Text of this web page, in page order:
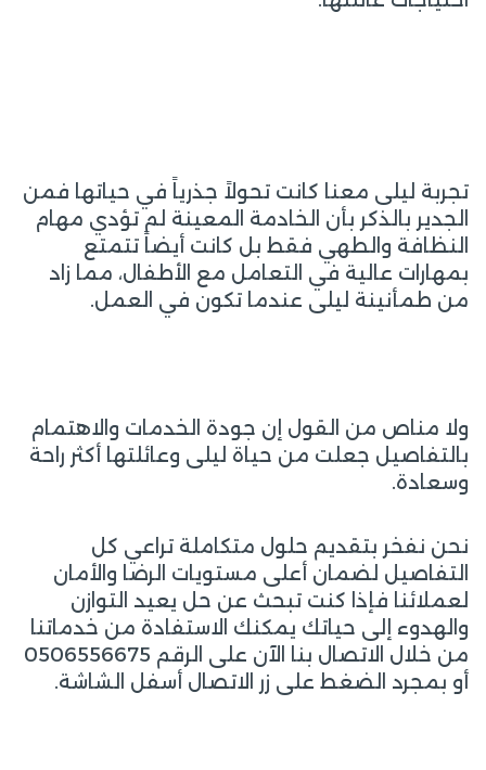
تجربة ليلى معنا كانت تحولاً جذرياً في حياتها فمن
الجدير بالذكر بأن الخادمة المعينة لم تؤدي مهام
النظافة والطهي فقط بل كانت أيضاً تتمتع
بمهارات عالية في التعامل مع الأطفال، مما زاد
من طمأنينة ليلى عندما تكون في العمل.
ولا مناص من القول إن جودة الخدمات والاهتمام
بالتفاصيل جعلت من حياة ليلى وعائلتها أكثر راحة
وسعادة.
نحن نفخر بتقديم حلول متكاملة تراعي كل
التفاصيل لضمان أعلى مستويات الرضا والأمان
لعملائنا فإذا كنت تبحث عن حل يعيد التوازن
والهدوء إلى حياتك يمكنك الاستفادة من خدماتنا
من خلال الاتصال بنا الآن على الرقم 0506556675
أو بمجرد الضغط على زر الاتصال أسفل الشاشة.